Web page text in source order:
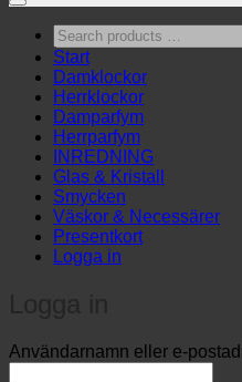
Search
products
…
Start
Damklockor
Herrklockor
Damparfym
Herrparfym
INREDNING
Glas & Kristall
Smycken
Väskor & Necessärer
Presentkort
Logga in
Användarnamn eller e-